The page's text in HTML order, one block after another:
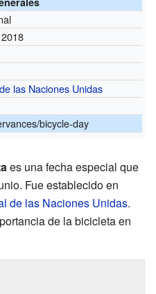
las Naciones Unidas
bicycle-day
es una fecha especial que
Fue establecido en
de las Naciones Unidas.
de la bicicleta en